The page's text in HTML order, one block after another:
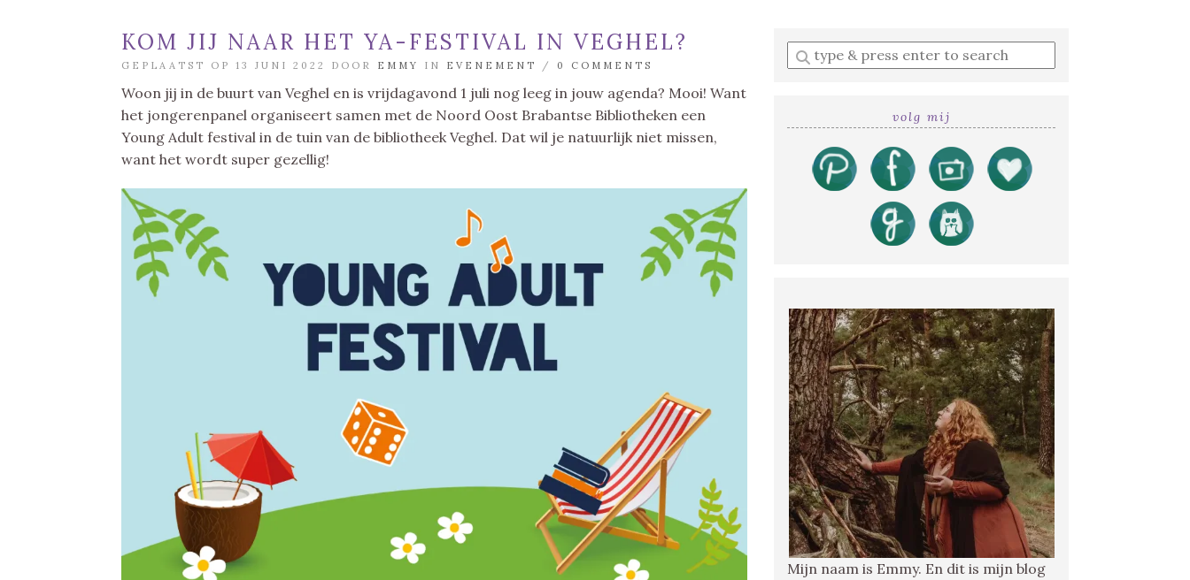
KOM JIJ NAAR HET YA-FESTIVAL IN VEGHEL?
GEPLAATST OP 13 JUNI 2022 DOOR EMMY IN EVENEMENT / 0 COMMENTS
Woon jij in de buurt van Veghel en is vrijdagavond 1 juli nog leeg in jouw agenda? Mooi! Want
het jongerenpanel organiseert samen met de Noord Oost Brabantse Bibliotheken een
Young Adult festival in de tuin van de bibliotheek Veghel. Dat wil je natuurlijk niet missen,
want het wordt super gezellig!
Enter
a
volg mij
Mijn naam is Emmy. En dit is mijn blog